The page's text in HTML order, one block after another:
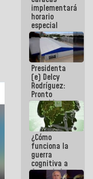
embarrarla
implementará
horario
especial
para
adaptarse
al plan de
ahorro
energético
Presidenta
(e) Delcy
Rodríguez:
Pronto
restableceremos
las
operaciones
en el
Aeropuerto
Internacional
de
Maiquetía
¿Cómo
funciona la
guerra
cognitiva a
favor de la